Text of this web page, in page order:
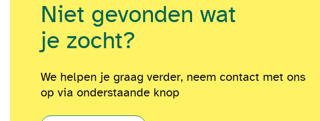
Niet gevonden wat
je zocht?
We helpen je graag verder, neem contact met ons
op via onderstaande knop